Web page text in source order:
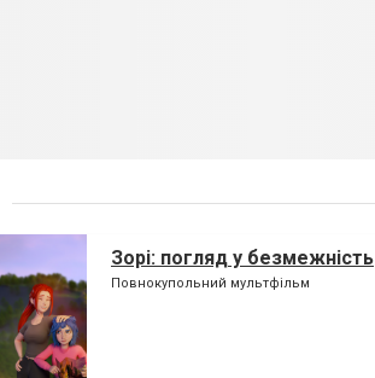
Зорі: погляд у безмежність
Повнокупольний мультфільм